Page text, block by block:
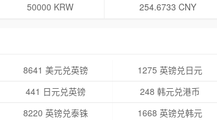
50000 KRW 254.6733 CNY
8641 美元兑英镑
1275 英镑兑日元
441 日元兑英镑
248 韩元兑港币
8220 英镑兑泰铢
1668 英镑兑韩元